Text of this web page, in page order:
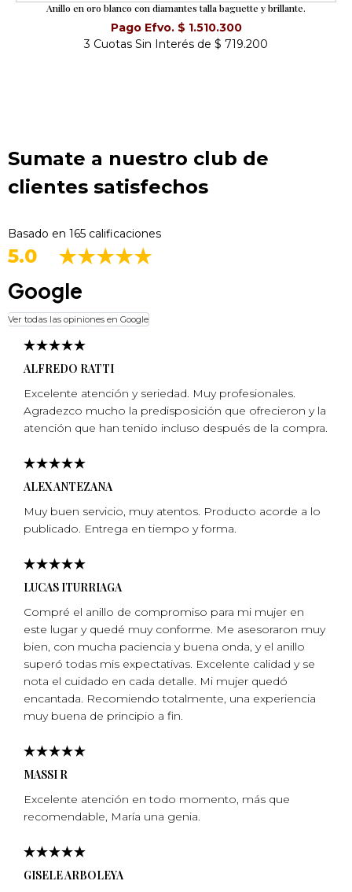
Anillo en oro blanco con diamantes talla baguette y brillante.
Pago Efvo. $ 1.510.300
3 Cuotas Sin Interés de $ 719.200
Sumate a nuestro club de
clientes satisfechos
Basado en 165 calificaciones
5.0
Google
Ver todas las opiniones en Google
ALFREDO RATTI
Excelente atención y seriedad. Muy profesionales.
Agradezco mucho la predisposición que ofrecieron y la
atención que han tenido incluso después de la compra.
ALEX ANTEZANA
Muy buen servicio, muy atentos. Producto acorde a lo
publicado. Entrega en tiempo y forma.
LUCAS ITURRIAGA
Compré el anillo de compromiso para mi mujer en
este lugar y quedé muy conforme. Me asesoraron muy
bien, con mucha paciencia y buena onda, y el anillo
superó todas mis expectativas. Excelente calidad y se
nota el cuidado en cada detalle. Mi mujer quedó
encantada. Recomiendo totalmente, una experiencia
muy buena de principio a fin.
MASSI R
Excelente atención en todo momento, más que
recomendable, Marí­a una genia.
GISELE ARBOLEYA